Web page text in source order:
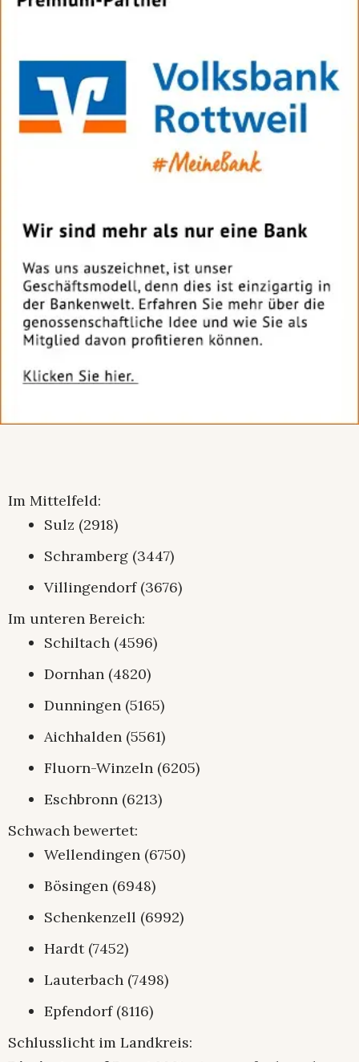
Im Mittelfeld:
Sulz (2918)
Schramberg (3447)
Villingendorf (3676)
Im unteren Bereich:
Schiltach (4596)
Dornhan (4820)
Dunningen (5165)
Aichhalden (5561)
Fluorn-Winzeln (6205)
Eschbronn (6213)
Schwach bewertet:
Wellendingen (6750)
Bösingen (6948)
Schenkenzell (6992)
Hardt (7452)
Lauterbach (7498)
Epfendorf (8116)
Schlusslicht im Landkreis: